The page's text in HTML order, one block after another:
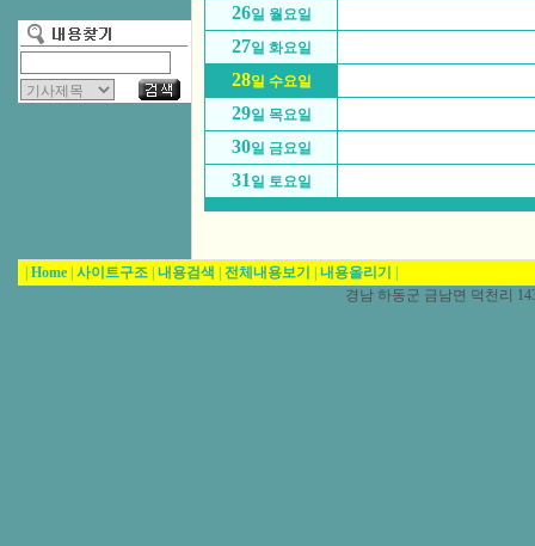
26일 월요일
27일 화요일
28일 수요일
29일 목요일
30일 금요일
31일 토요일
Home 사이트구조 내용검색 전체내용보기 내용올리기
경남 하동군 금남면 덕천리